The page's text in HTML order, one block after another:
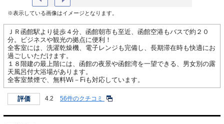
※表示している画像はイメージとなります。
ＪＲ函館駅より徒歩４分、函館朝市も至近、函館空港もバスで約２０
分。ビジネスや観光の拠点に便利！
全客室には、洗濯乾燥機、電子レンジも完備し、長期滞在時も快適にお
過ごしいただけます。
１８階建の最上階には、函館の夜景や函館湾を一望できる、男女別の露
天風呂付大浴場があります。
全客室禁煙で、無料Wi－Fiも対応しています。
評価 4.2 56件のクチコミ